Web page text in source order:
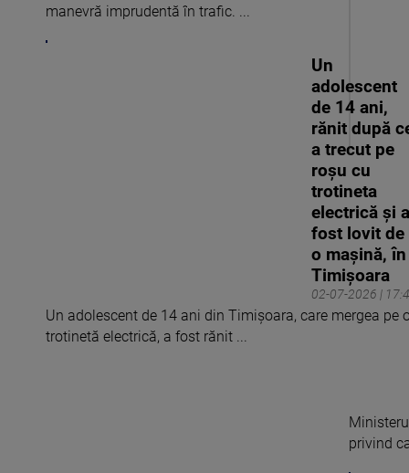
manevră imprudentă în trafic. ...
02-07-2026 |
Un
adolescent
de 14 ani,
rănit după
a trecut pe
roșu cu
trotineta
electrică și a
fost lovit de
o mașină, în
Timișoara
Un adolescent de 14 ani din Timişoara, care mergea pe
trotinetă electrică, a fost rănit ...
privind